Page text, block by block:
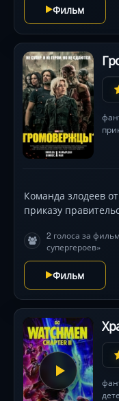
Фильм
Команда злодеев
приказу
2 голоса за
супергероев»
Фильм